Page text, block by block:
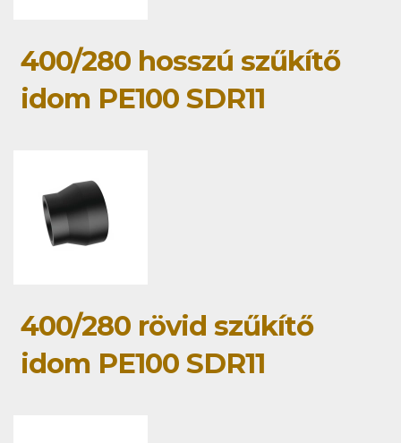
400/280 hosszú szűkítő
idom PE100 SDR11
400/280 rövid szűkítő
idom PE100 SDR11